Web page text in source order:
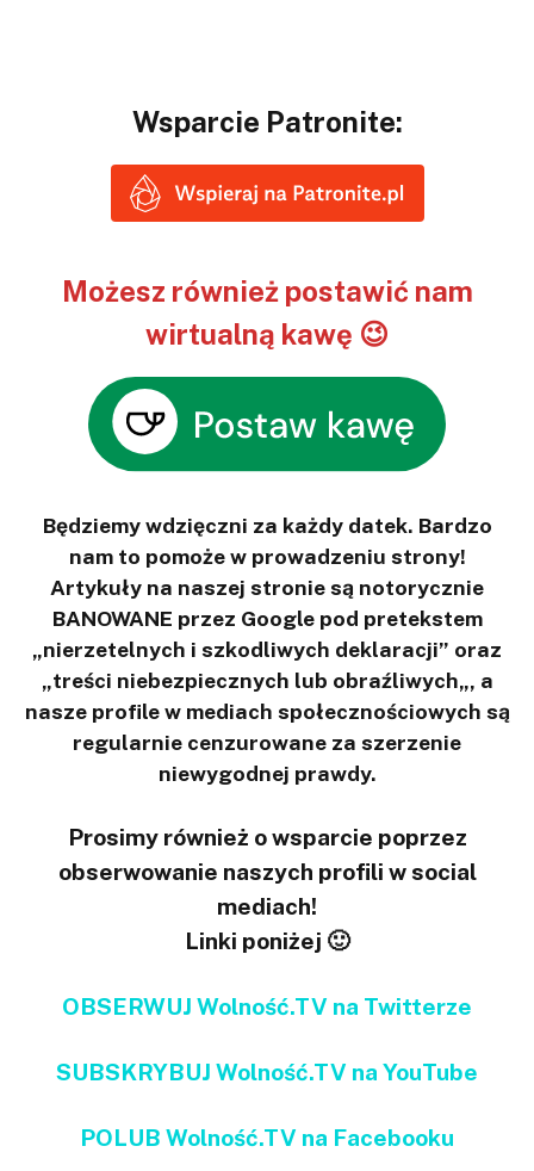
Wsparcie Patronite:
Możesz również postawić nam
wirtualną kawę 😉
Będziemy wdzięczni za każdy datek. Bardzo
nam to pomoże w prowadzeniu strony!
Artykuły na naszej stronie są notorycznie
BANOWANE przez Google pod pretekstem
„nierzetelnych i szkodliwych deklaracji” oraz
„treści niebezpiecznych lub obraźliwych„, a
nasze profile w mediach społecznościowych są
regularnie cenzurowane za szerzenie
niewygodnej prawdy.
Prosimy również o wsparcie poprzez
obserwowanie naszych profili w social
mediach!
Linki poniżej 🙂
OBSERWUJ Wolność.TV na Twitterze
SUBSKRYBUJ Wolność.TV na YouTube
POLUB Wolność.TV na Facebooku